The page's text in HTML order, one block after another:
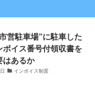
営駐車場”に駐車した
ボイス番号付領収書を
はあるか
インボイス制度